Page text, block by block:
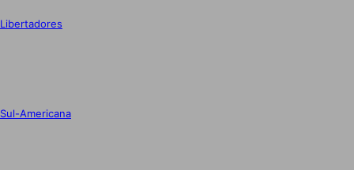
Libertadores
Sul-Americana